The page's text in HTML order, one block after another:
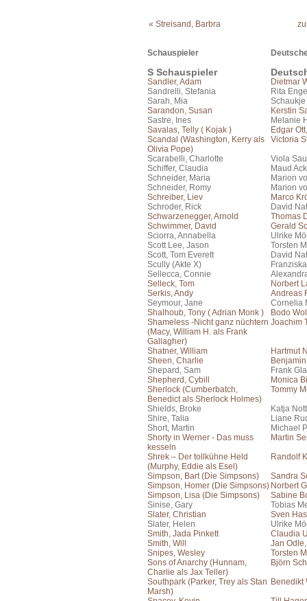
« Streisand, Barbra
Schauspieler
S Schauspieler
Sandler, Adam
Dietmar
Sandrelli, Stefania
Rita
Sarah, Mia
Sarandon, Susan
Kerstin
Sastre, Ines
Melanie
Savalas, Telly ( Kojak )
Edgar
Scandal (Washington, Kerry als
Olivia Pope)
Victoria
Scarabelli, Charlotte
Viola
Schiffer, Claudia
Maud
Schneider, Maria
Marion
Schneider, Romy
Marion
Schreiber, Liev
Marco
Schroder, Rick
David
Schwarzenegger, Arnold
Thomas
Schwimmer, David
Gerald
Sciorra, Annabella
Ulrike
Scott Lee, Jason
Torsten
Scott, Tom Everett
David
Scully (Akte X)
Sellecca, Connie
Selleck, Tom
Norbert
Serkis, Andy
Andreas
Seymour, Jane
Cornelia
Shalhoub, Tony ( Adrian Monk )
Bodo
Shameless -Nicht ganz nüchtern
(Macy, William H. als Frank
Gallagher)
Joachim
Shatner, William
Hartmut
Sheen, Charlie
Shepard, Sam
Frank
Shepherd, Cybill
Monica
Sherlock (Cumberbatch,
Benedict als Sherlock Holmes)
Tommy
Shields, Broke
Katja
Shire, Talia
Liane
Short, Martin
Michael
Shorty in Werner - Das muss
kesseln
Martin
Shrek – Der tollkühne Held
(Murphy, Eddie als Esel)
Randolf
Simpson, Bart (Die Simpsons)
Sandra
Simpson, Homer (Die Simpsons) Norbert
Simpson, Lisa (Die Simpsons)
Sabine
Sinise, Gary
Tobias
Slater, Christian
Sven
Slater, Helen
Ulrike
Smith, Jada Pinkett
Claudia
Smith, Will
Jan
Snipes, Wesley
Torsten
Sons of Anarchy (Hunnam,
Charlie als Jax Teller)
Björn
Southpark (Parker, Trey als Stan
Marsh)
Benedikt